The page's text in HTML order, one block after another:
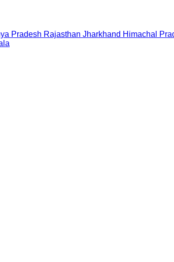
Pradesh Rajasthan Jharkhand Himachal